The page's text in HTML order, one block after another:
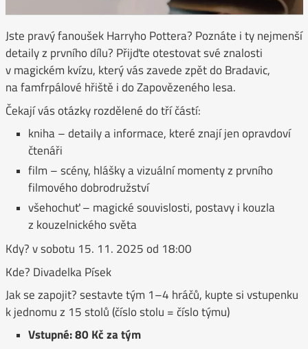
Jste pravý fanoušek Harryho Pottera? Poznáte i ty nejmenší
detaily z prvního dílu? Přijďte otestovat své znalosti
v magickém kvízu, který vás zavede zpět do Bradavic,
na famfrpálové hřiště i do Zapovězeného lesa.
Čekají vás otázky rozdělené do tří částí:
kniha – detaily a informace, které znají jen opravdoví
čtenáři
film – scény, hlášky a vizuální momenty z prvního
filmového dobrodružství
všehochuť – magické souvislosti, postavy i kouzla
z kouzelnického světa
Kdy? v sobotu 15. 11. 2025 od 18:00
Kde? Divadelka Písek
Jak se zapojit? sestavte tým 1–4 hráčů, kupte si vstupenku
k jednomu z 15 stolů (číslo stolu = číslo týmu)
Vstupné: 80 Kč za tým